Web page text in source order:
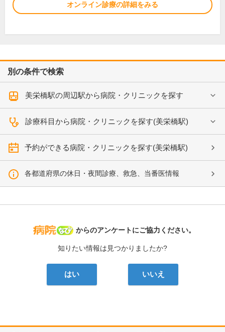
オンライン診療の詳細をみる
別の条件で検索
美栄橋駅の周辺駅から病院・クリニックを探す
診療科目から病院・クリニックを探す(美栄橋駅)
予約ができる病院・クリニックを探す(美栄橋駅)
各都道府県の休日・夜間診療、救急、当番医情報
病院なび
からのアンケートにご協力ください。
知りたい情報は見つかりましたか?
はい いいえ